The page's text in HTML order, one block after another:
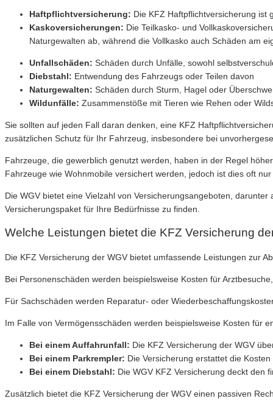
Haftpflichtversicherung: Die KFZ Haftpflichtversicherung ist
Kaskoversicherungen: Die Teilkasko- und
Naturgewalten ab, während die Vollkasko auch Schäden am
Unfallschäden: Schäden durch Unfälle, sowohl
Diebstahl: Entwendung des Fahrzeugs oder Teilen davon
Naturgewalten: Schäden durch Sturm, Hagel oder
Wildunfälle: Zusammenstöße mit Tieren wie Rehen oder
Sie sollten auf jeden Fall daran denken, eine KFZ
zusätzlichen Schutz für Ihr Fahrzeug, insbesondere bei
Fahrzeuge, die gewerblich genutzt werden, haben in der Regel
Fahrzeuge wie Wohnmobile versichert werden, jedoch ist dies oft
Die WGV bietet eine Vielzahl von Versicherungsangeboten,
Versicherungspaket für Ihre Bedürfnisse zu finden.
Welche Leistungen bietet die KFZ Versicherung
Die KFZ Versicherung der WGV bietet umfassende Leistungen zur
Bei Personenschäden werden beispielsweise Kosten für
Für Sachschäden werden Reparatur- oder
Im Falle von Vermögensschäden werden beispielsweise Kosten für
Bei einem Auffahrunfall: Die KFZ Versicherung der WGV
Bei einem Parkrempler: Die Versicherung erstattet die
Bei einem Diebstahl: Die WGV KFZ Versicherung deckt den
Zusätzlich bietet die KFZ Versicherung der WGV einen passiven